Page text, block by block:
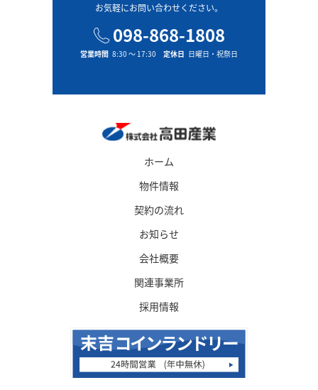
ホーム
物件情報
契約の流れ
お知らせ
会社概要
関連事業所
採用情報
お気軽にお問い合わせください。
098-868-1808
営業時間 8:30 〜 17:30 定休日 日曜日・祝祭日